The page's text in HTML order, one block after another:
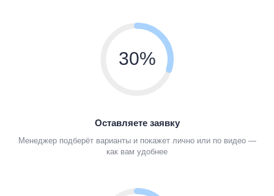
30%
Оставляете заявку
Менеджер подберёт варианты и покажет лично или по видео —
как вам удобнее